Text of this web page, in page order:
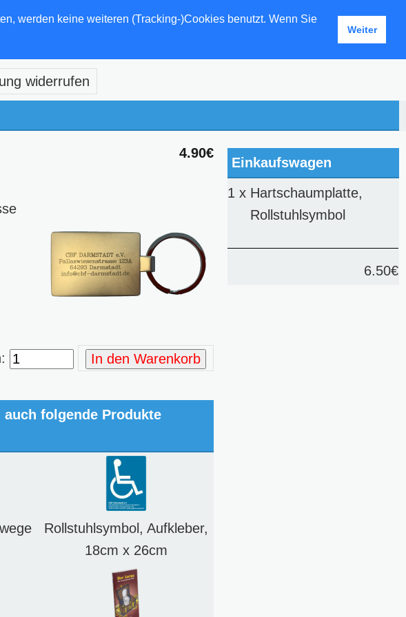
werden keine weiteren (Tracking-)Cookies benutzt. Wenn Sie
Weiter
widerrufen
4.90€
In den Warenkorb
folgende Produkte
Rollstuhlsymbol, Aufkleber,
18cm x 26cm
Einkaufswagen
1 x Hartschaumplatte,
Rollstuhlsymbol
6.50€